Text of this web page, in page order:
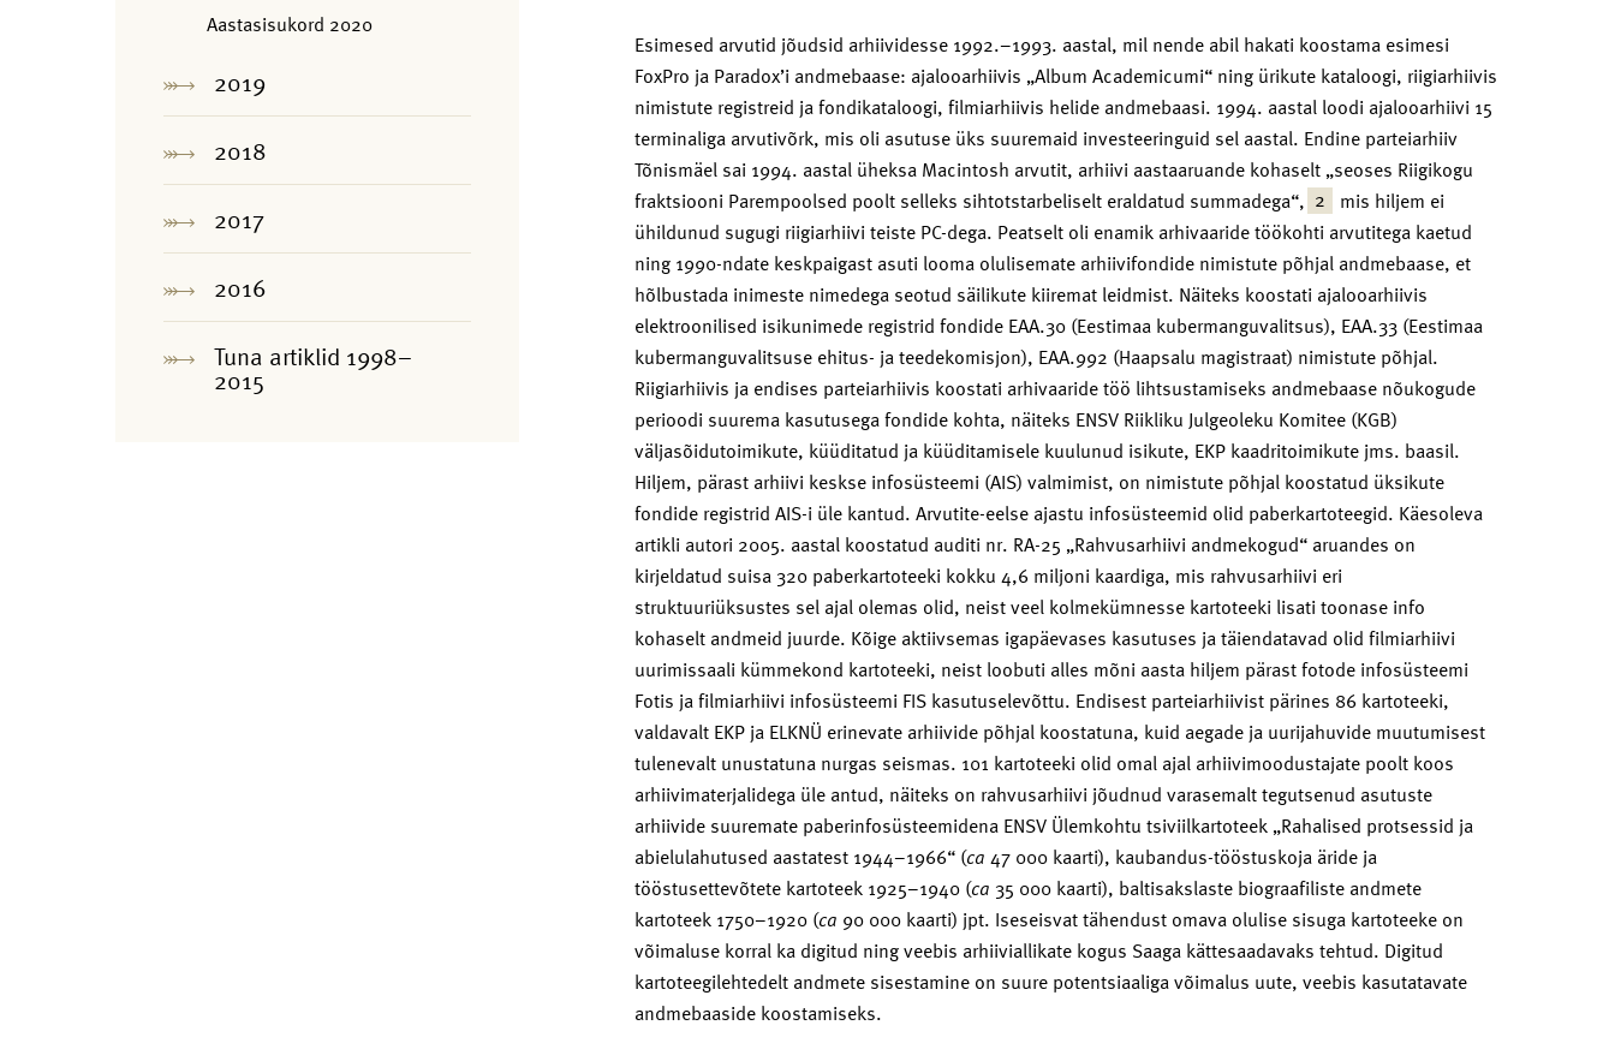
Aastasisukord 2020
2019
2018
2017
2016
Tuna artiklid 1998–
2015
Esimesed arvutid jõudsid arhiividesse 1992.–1993. aastal, mil nende abil hakati koostama esimesi
FoxPro ja Paradox’i andmebaase: ajalooarhiivis „Album Academicumi“ ning ürikute kataloogi, riigiarhiivis
nimistute registreid ja fondikataloogi, filmiarhiivis helide andmebaasi. 1994. aastal loodi ajalooarhiivi 15
terminaliga arvutivõrk, mis oli asutuse üks suuremaid investeeringuid sel aastal. Endine parteiarhiiv
Tõnismäel sai 1994. aastal üheksa Macintosh arvutit, arhiivi aastaaruande kohaselt „seoses Riigikogu
fraktsiooni Parempoolsed poolt selleks sihtotstarbeliselt eraldatud summadega“, 2 mis hiljem ei
ühildunud sugugi riigiarhiivi teiste PC-dega. Peatselt oli enamik arhivaaride töökohti arvutitega kaetud
ning 1990-ndate keskpaigast asuti looma olulisemate arhiivifondide nimistute põhjal andmebaase, et
hõlbustada inimeste nimedega seotud säilikute kiiremat leidmist. Näiteks koostati ajalooarhiivis
elektroonilised isikunimede registrid fondide EAA.30 (Eestimaa kubermanguvalitsus), EAA.33 (Eestimaa
kubermanguvalitsuse ehitus- ja teedekomisjon), EAA.992 (Haapsalu magistraat) nimistute põhjal.
Riigiarhiivis ja endises parteiarhiivis koostati arhivaaride töö lihtsustamiseks andmebaase nõukogude
perioodi suurema kasutusega fondide kohta, näiteks ENSV Riikliku Julgeoleku Komitee (KGB)
väljasõidutoimikute, küüditatud ja küüditamisele kuulunud isikute, EKP kaadritoimikute jms. baasil.
Hiljem, pärast arhiivi keskse infosüsteemi (AIS) valmimist, on nimistute põhjal koostatud üksikute
fondide registrid AIS-i üle kantud. Arvutite-eelse ajastu infosüsteemid olid paberkartoteegid. Käesoleva
artikli autori 2005. aastal koostatud auditi nr. RA-25 „Rahvusarhiivi andmekogud“ aruandes on
kirjeldatud suisa 320 paberkartoteeki kokku 4,6 miljoni kaardiga, mis rahvusarhiivi eri
struktuuriüksustes sel ajal olemas olid, neist veel kolmekümnesse kartoteeki lisati toonase info
kohaselt andmeid juurde. Kõige aktiivsemas igapäevases kasutuses ja täiendatavad olid filmiarhiivi
uurimissaali kümmekond kartoteeki, neist loobuti alles mõni aasta hiljem pärast fotode infosüsteemi
Fotis ja filmiarhiivi infosüsteemi FIS kasutuselevõttu. Endisest parteiarhiivist pärines 86 kartoteeki,
valdavalt EKP ja ELKNÜ erinevate arhiivide põhjal koostatuna, kuid aegade ja uurijahuvide muutumisest
tulenevalt unustatuna nurgas seismas. 101 kartoteeki olid omal ajal arhiivimoodustajate poolt koos
arhiivimaterjalidega üle antud, näiteks on rahvusarhiivi jõudnud varasemalt tegutsenud asutuste
arhiivide suuremate paberinfosüsteemidena ENSV Ülemkohtu tsiviilkartoteek „Rahalised protsessid ja
abielulahutused aastatest 1944–1966“ (ca 47 000 kaarti), kaubandus-tööstuskoja äride ja
tööstusettevõtete kartoteek 1925–1940 (ca 35 000 kaarti), baltisakslaste biograafiliste andmete
kartoteek 1750–1920 (ca 90 000 kaarti) jpt. Iseseisvat tähendust omava olulise sisuga kartoteeke on
võimaluse korral ka digitud ning veebis arhiiviallikate kogus Saaga kättesaadavaks tehtud. Digitud
kartoteegilehtedelt andmete sisestamine on suure potentsiaaliga võimalus uute, veebis kasutatavate
andmebaaside koostamiseks.